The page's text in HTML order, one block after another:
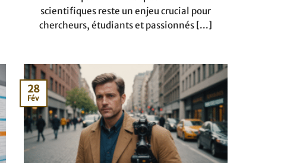
scientifiques reste un enjeu crucial pour
chercheurs, étudiants et passionnés [...]
28
Fév